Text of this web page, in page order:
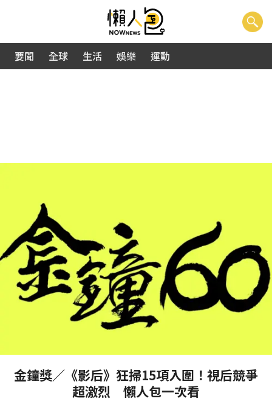
要聞 全球 生活 娛樂 運動
金鐘獎／《影后》狂掃15項入圍！視后競爭
超激烈 懶人包一次看